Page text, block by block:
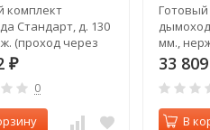
комплект
Стандарт, д. 130
(проход через
выход)
₽
0
мм.,
стену,
33
В